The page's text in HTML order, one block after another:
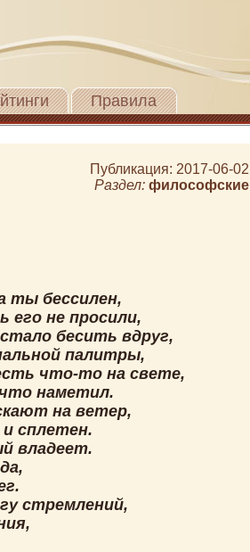
Правила
Публикация: 2017-06-02
Раздел: философские
ты бессилен,
его не просили,
бесить вдруг,
палитры,
что-то на свете,
наметил.
на ветер,
сплетен.
владеет.
стремлений,